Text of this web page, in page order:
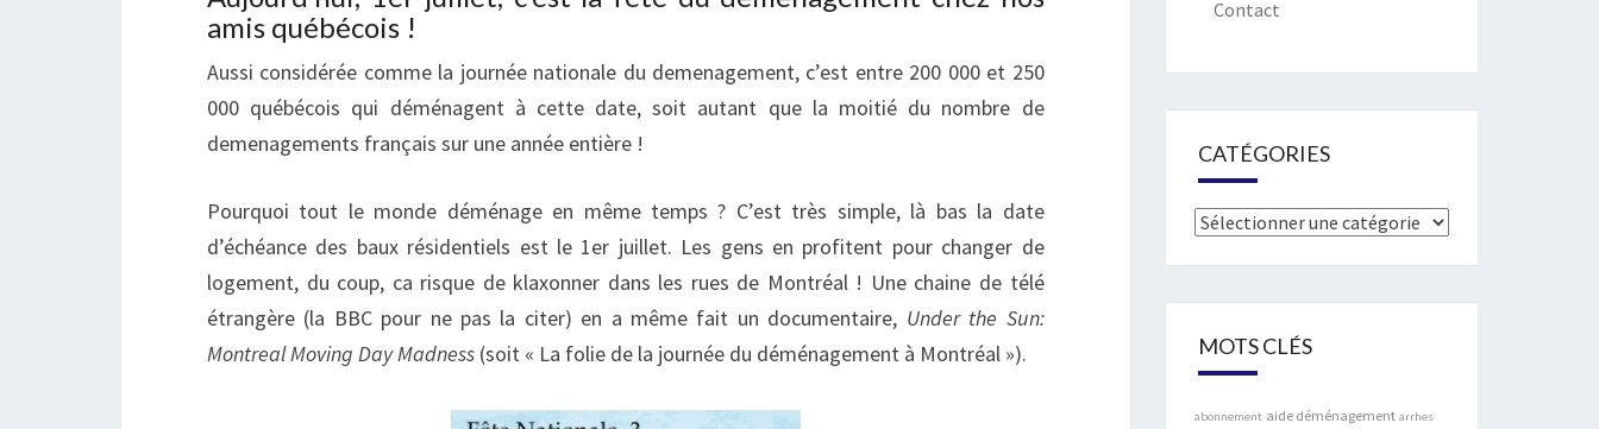
amis québécois !
Aussi considérée comme la journée nationale du demenagement, c’est entre 200 000 et 250
000 québécois qui déménagent à cette date, soit autant que la moitié du nombre de
demenagements français sur une année entière !
Pourquoi tout le monde déménage en même temps ? C’est très simple, là bas la date
d’échéance des baux résidentiels est le 1er juillet. Les gens en profitent pour changer de
logement, du coup, ca risque de klaxonner dans les rues de Montréal ! Une chaine de télé
étrangère (la BBC pour ne pas la citer) en a même fait un documentaire, Under the Sun:
Montreal Moving Day Madness (soit « La folie de la journée du déménagement à Montréal »).
Contact
CATÉGORIES
Catégories
MOTS CLÉS
abonnement aide déménagement arrhes